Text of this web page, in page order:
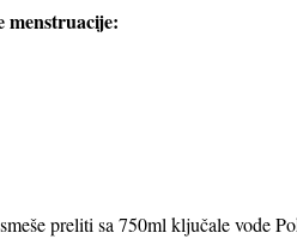
menstruacije:
preliti sa 750ml ključale vode